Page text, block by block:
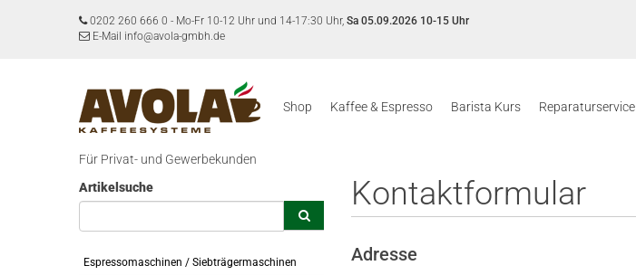
0202 260 666 0 - Mo-Fr 10-12 Uhr und 14-17:30 Uhr, Sa 05.09.2026 10-15 Uhr
E-Mail info@avola-gmbh.de
Shop Kaffee & Espresso Barista Kurs Reparaturservice
Für Privat- und Gewerbekunden
Artikelsuche
Espressomaschinen / Siebträgermaschinen
Kontaktformular
Adresse